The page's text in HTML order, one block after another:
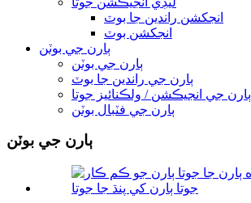
انجکشن راندين جا بوٽ
انجکشن بوٽ
ٻارن جي بوٽن
ٻارن جي بوٽن
ٻارن جي راندين جا بوٽ
ٻارن جي انجيڪشن / ولڪنائيز جوتا
ٻارن جي فٽبال بوٽن
ٻارن جي بوٽن